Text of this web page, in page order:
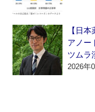
【日
アノー
ツムラ
2026年